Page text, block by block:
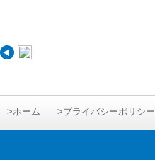
>ホーム >プライバシーポリシー